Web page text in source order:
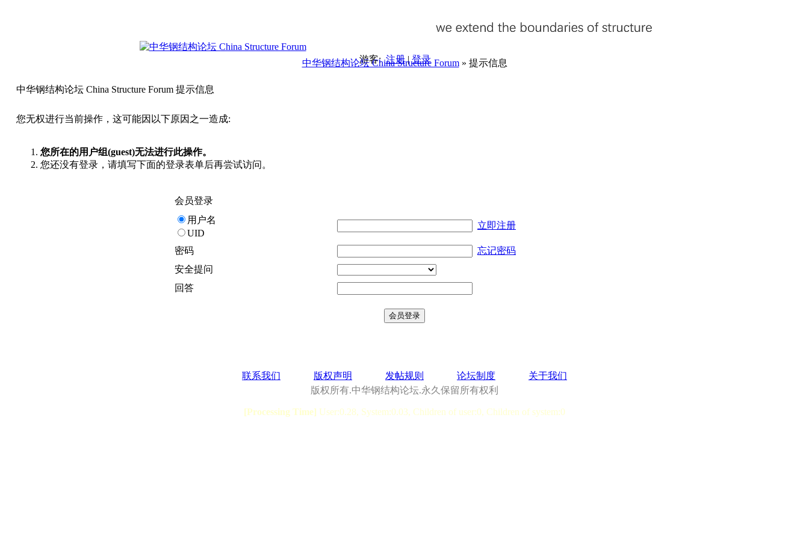
游客:注册|登录
中华钢结构论坛 China Structure Forum» 提示信息
中华钢结构论坛 China Structure Forum 提示信息
您无权进行当前操作，这可能因以下原因之一造成:
您所在的用户组(guest)无法进行此操作。
您还没有登录，请填写下面的登录表单后再尝试访问。
会员登录
用户名
UID
立即注册
密码
忘记密码
安全提问
回答
联系我们 版权声明 发帖规则 论坛制度
关于我们
版权所有.中华钢结构论坛.永久保留所有权利
[Processing Time] User:0.28, System:0.03, Children of user:0, Children of system:0